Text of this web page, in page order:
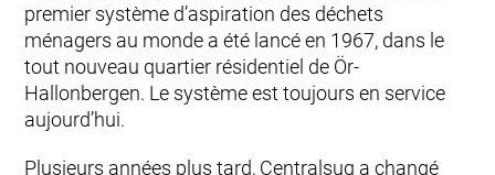
premier système d’aspiration des déchets
ménagers au monde a été lancé en 1967, dans le
tout nouveau quartier résidentiel de Ör-
Hallonbergen. Le système est toujours en service
aujourd’hui.
Plusieurs années plus tard, Centralsug a changé